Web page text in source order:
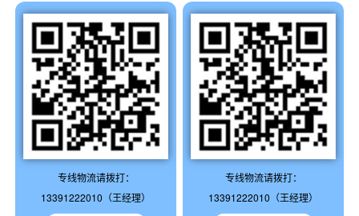
专线物流请拨打：
13391222010（王经理）
专线物流请拨打：
13391222010（王经理）